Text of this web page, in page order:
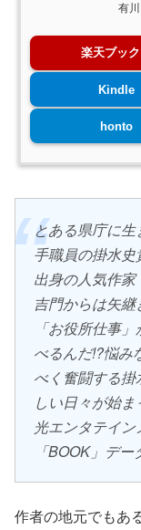
有
楽天ブッ
Kindle
honto
とある県庁に
手職員の掛水
出身の人気作家
吉門からは矢
「お役所仕事
べるんだ!?悩み
べく奮闘する
しい日々が始
光エンタテイン
「BOOK」デ
作者の地元でもあ